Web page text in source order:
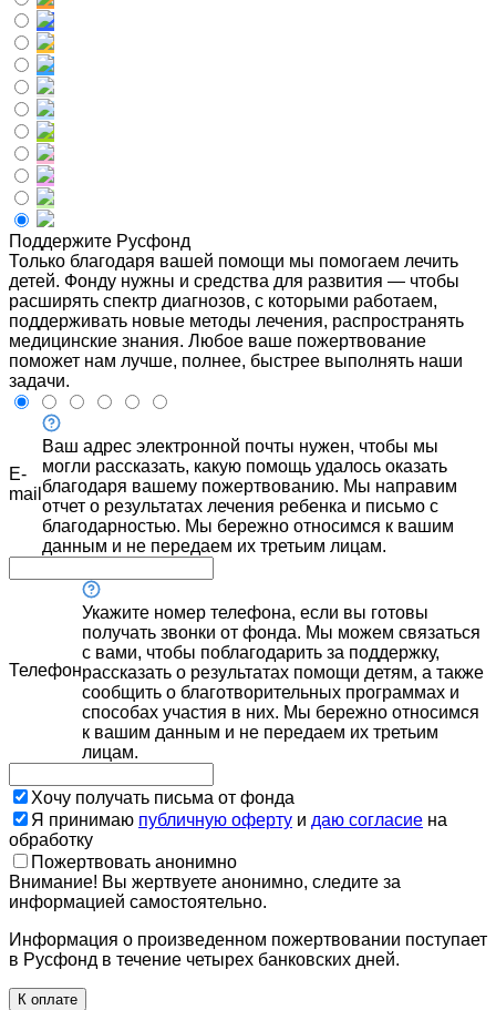
Поддержите Русфонд
Только благодаря вашей помощи мы помогаем лечить
детей. Фонду нужны и средства для развития — чтобы
расширять спектр диагнозов, с которыми работаем,
поддерживать новые методы лечения, распространять
медицинские знания. Любое ваше пожертвование
поможет нам лучше, полнее, быстрее выполнять наши
задачи.
E-
mail
Ваш адрес электронной почты нужен, чтобы мы
могли рассказать, какую помощь удалось оказать
благодаря вашему пожертвованию. Мы направим
отчет о результатах лечения ребенка и письмо с
благодарностью. Мы бережно относимся к вашим
данным и не передаем их третьим лицам.
Телефон
Укажите номер телефона, если вы готовы
получать звонки от фонда. Мы можем связаться
с вами, чтобы поблагодарить за поддержку,
рассказать о результатах помощи детям, а также
сообщить о благотворительных программах и
способах участия в них. Мы бережно относимся
к вашим данным и не передаем их третьим
лицам.
Хочу получать письма от фонда
Я принимаю публичную оферту и даю согласие на
обработку
Пожертвовать анонимно
Внимание! Вы жертвуете анонимно, следите за
информацией самостоятельно.
Информация о произведенном пожертвовании поступает
в Русфонд в течение четырех банковских дней.
К оплате